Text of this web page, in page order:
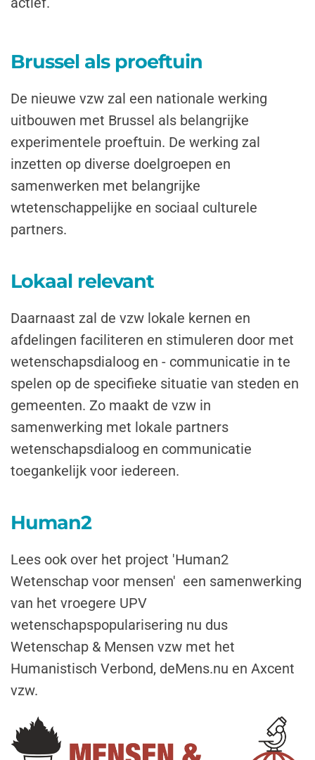
Brussel als proeftuin
De nieuwe vzw zal een nationale werking
uitbouwen met Brussel als belangrijke
experimentele proeftuin. De werking zal
inzetten op diverse doelgroepen en
samenwerken met belangrijke
wtetenschappelijke en sociaal culturele
partners.
Lokaal relevant
Daarnaast zal de vzw lokale kernen en
afdelingen faciliteren en stimuleren door met
wetenschapsdialoog en - communicatie in te
spelen op de specifieke situatie van steden en
gemeenten. Zo maakt de vzw in
samenwerking met lokale partners
wetenschapsdialoog en communicatie
toegankelijk voor iedereen.
Human2
Lees ook over het project 'Human2
Wetenschap voor mensen' een samenwerking
van het vroegere UPV
wetenschapspopularisering nu dus
Wetenschap & Mensen vzw met het
Humanistisch Verbond, deMens.nu en Axcent
vzw.